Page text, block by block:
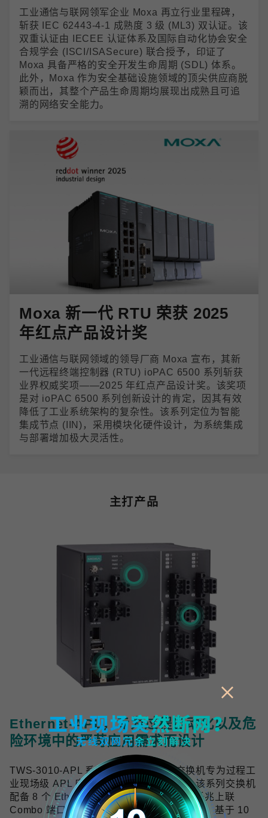
工业通信与联网领军企业 Moxa 再立行业里程碑，
斩获 IEC 62443-4-1 成熟度 3 级 (ML3) 双认证。该
双重认证由 IECEE 认证体系及国际自动化协会安全
合规学会 (ISCI/ISASecure) 联合授予，印证了
Moxa 具备严格的安全开发生命周期 (SDL) 体系。
此外，Moxa 作为安全基础设施领域的顶尖供应商脱
颖而出，其整个产品生命周期均展现出成熟且可追
溯的网络安全能力。
Moxa 新一代 RTU 荣获 2025
年红点产品设计奖
工业通信与联网领域的领导厂商 Moxa 宣布，其新
一代远程终端控制器 (RTU) ioPAC 6500 系列斩获
业界权威奖项——2025 年红点产品设计奖。该奖项
是对 ioPAC 6500 系列创新设计的肯定，因其有效
降低了工业系统架构的复杂性。该系列定位为智能
集成节点 (IIN)，采用模块化硬件设计，为系统集成
与部署增加极大灵活性。
主打产品
Ethernet-APL，专为过程自动化以及危
险环境中的严苛应用需求而设计
TWS-3010-APL 系列工业双线以太网交换机专为过程工
业现场级 APL 应用提供可靠的网络连接，该系列交换机
配备 8 个 Ethernet-APL spur 端口与 2 个千兆上联
Combo 端口，符合 Ethernet-APL 技术规范，基于 10